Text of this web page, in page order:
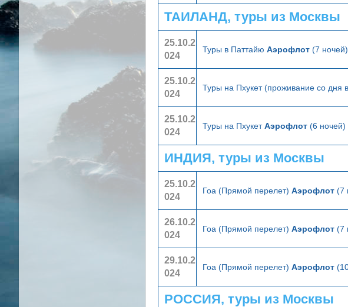
ТАИЛАНД, туры из Москвы
25.10.2
024
Туры в Паттайю Аэрофлот (7
25.10.2
024
Туры на Пхукет (проживание со дня
25.10.2
024
Туры на ПхукетАэрофлот (6
ИНДИЯ, туры из Москвы
25.10.2
024
Гоа (Прямой перелет) Аэрофлот (7
26.10.2
024
Гоа (Прямой перелет) Аэрофлот (7
29.10.2
024
Гоа (Прямой перелет) Аэрофлот
РОССИЯ, туры из Москвы